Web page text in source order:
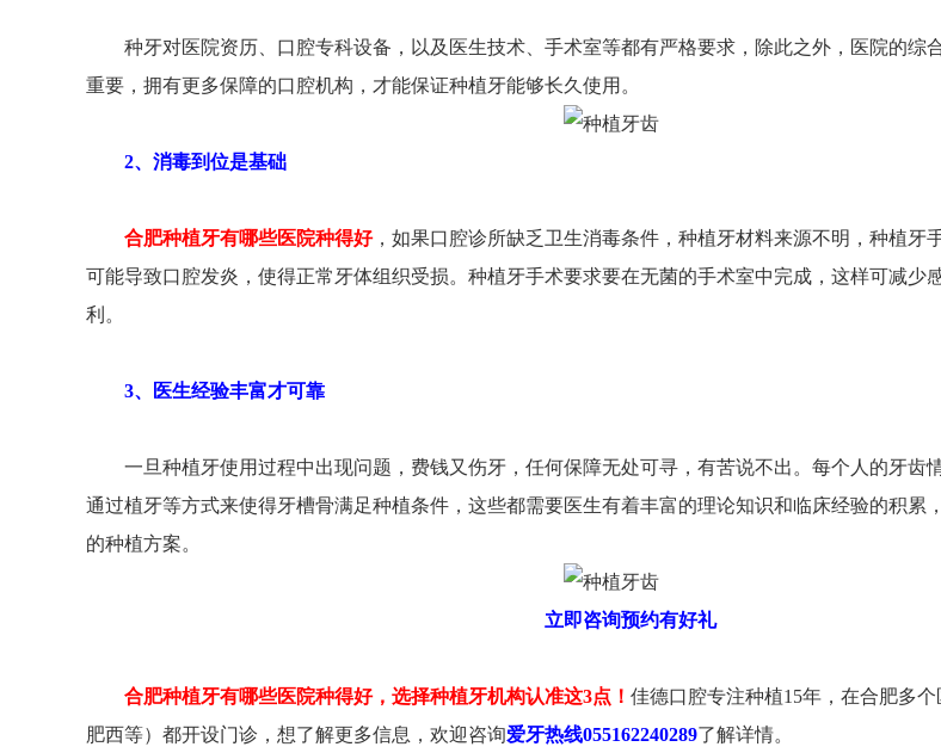
种牙对医院资历、口腔专科设备，以及医生技术、手术室等都有严格要求，除此之外，医院的综
重要，拥有更多保障的口腔机构，才能保证种植牙能够长久使用。
2、消毒到位是基础
合肥种植牙有哪些医院种得好，如果口腔诊所缺乏卫生消毒条件，种植牙材料来源不明，种植牙
可能导致口腔发炎，使得正常牙体组织受损。种植牙手术要求要在无菌的手术室中完成，这样可减少
利。
3、医生经验丰富才可靠
一旦种植牙使用过程中出现问题，费钱又伤牙，任何保障无处可寻，有苦说不出。每个人的牙齿
通过植牙等方式来使得牙槽骨满足种植条件，这些都需要医生有着丰富的理论知识和临床经验的积累
的种植方案。
立即咨询预约有好礼
合肥种植牙有哪些医院种得好，选择种植牙机构认准这3点！ 佳德口腔专注种植15年，在合肥多
肥西等）都开设门诊，想了解更多信息，欢迎咨询爱牙热线055162240289了解详情。